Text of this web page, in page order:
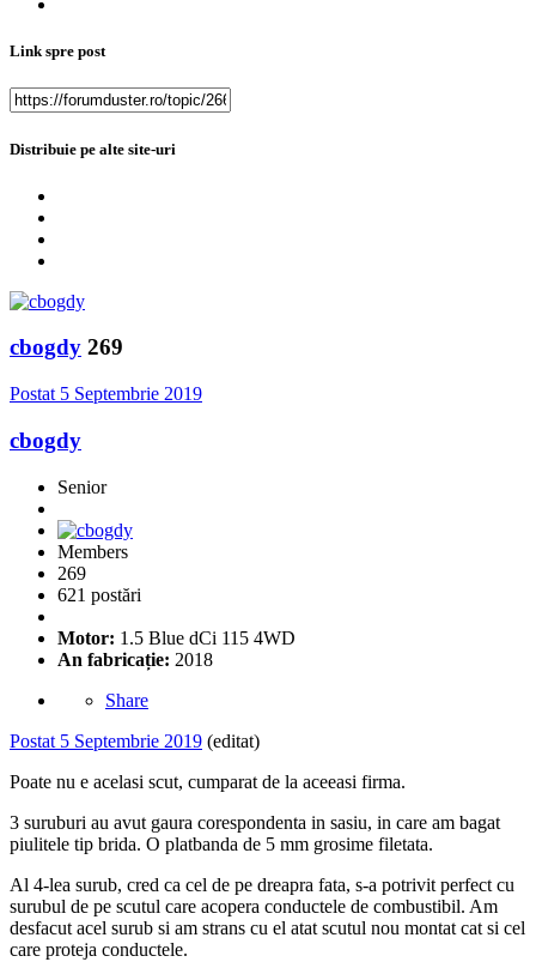
Link spre post
Distribuie pe alte site-uri
cbogdy 269
Postat 5 Septembrie 2019
cbogdy
Senior
Members
269
621 postări
Motor: 1.5 Blue dCi 115 4WD
An fabricație: 2018
Share
Postat 5 Septembrie 2019 (editat)
Poate nu e acelasi scut, cumparat de la aceeasi firma.
3 suruburi au avut gaura corespondenta in sasiu, in care am bagat
piulitele tip brida. O platbanda de 5 mm grosime filetata.
Al 4-lea surub, cred ca cel de pe dreapra fata, s-a potrivit perfect cu
surubul de pe scutul care acopera conductele de combustibil. Am
desfacut acel surub si am strans cu el atat scutul nou montat cat si cel
care proteja conductele.